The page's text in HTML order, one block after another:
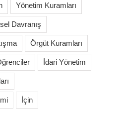
Yönetim Kuramları
Davranış
Örgüt Kuramları
İdari Yönetim
İçin